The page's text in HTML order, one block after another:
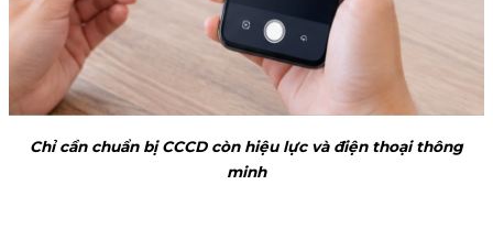
Chỉ cần chuẩn bị CCCD còn hiệu lực và điện thoại thông
minh